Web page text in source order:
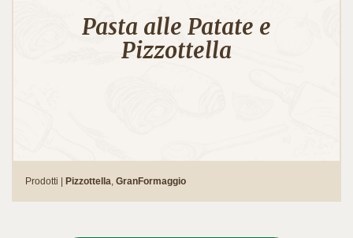
Pasta alle Patate e
Pizzottella
Prodotti | Pizzottella, GranFormaggio